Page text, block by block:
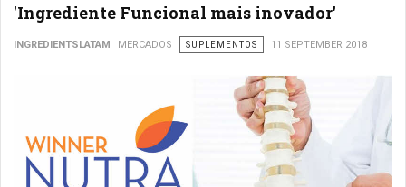
'Ingrediente Funcional mais inovador'
INGREDIENTSLATAM MERCADOS SUPLEMENTOS 11 SEPTEMBER 2018